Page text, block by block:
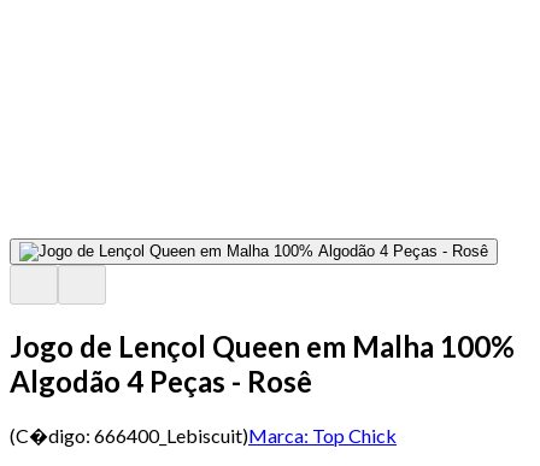
Jogo de Lençol Queen em Malha 100%
Algodão 4 Peças - Rosê
(C�digo: 666400_Lebiscuit)Marca: Top Chick